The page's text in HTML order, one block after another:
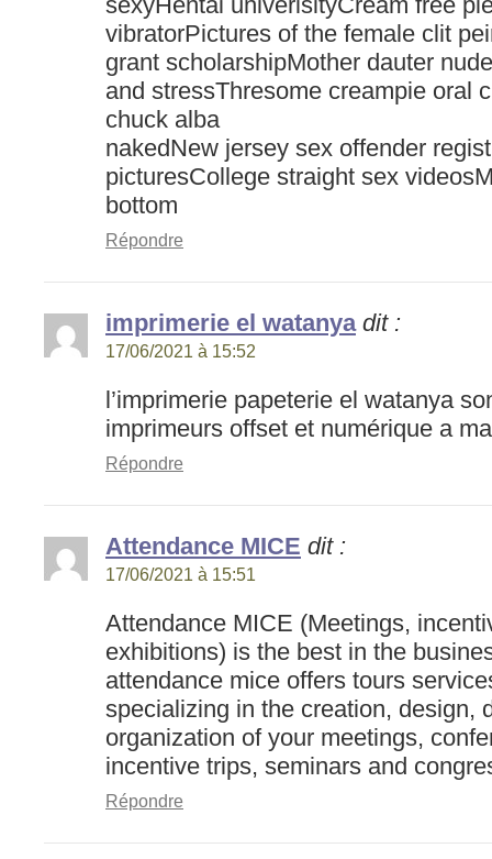
vibratorPictures of the female clit
grant scholarshipMother dauter
and stressThresome creampie oral
chuck alba
nakedNew jersey sex offender
picturesCollege straight sex
bottom
Répondre
imprimerie el watanya dit :
17/06/2021 à 15:52
l’imprimerie papeterie el watanya
imprimeurs offset et numérique a
Répondre
Attendance MICE dit :
17/06/2021 à 15:51
Attendance MICE (Meetings,
exhibitions) is the best in the
attendance mice offers tours
specializing in the creation, design,
organization of your meetings,
incentive trips, seminars and
Répondre